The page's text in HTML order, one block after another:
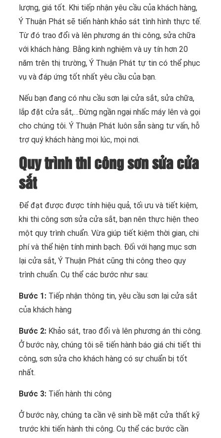
lượng, giá tốt. Khi tiếp nhận yêu cầu của khách hàng,
Ý Thuận Phát sẽ tiến hành khảo sát tình hình thực tế.
Từ đó trao đổi và lên phương án thi công, sửa chữa
với khách hàng. Bằng kinh nghiệm và uy tín hơn 20
năm trên thị trường, Ý Thuận Phát tự tin có thể phục
vụ và đáp ứng tốt nhất yêu cầu của bạn.
Nếu bạn đang có nhu cầu sơn lại cửa sắt, sửa chữa,
lắp đặt cửa sắt,…Đừng ngần ngại nhấc máy lên và gọi
cho chúng tôi. Ý Thuận Phát luôn sẵn sàng tư vấn, hỗ
trợ quý khách hàng mọi lúc, mọi nơi.
Quy trình thi công sơn sửa cửa
sắt
Để đạt được được tính hiệu quả, tối ưu và tiết kiệm,
khi thi công sơn sửa cửa sắt, bạn nên thực hiện theo
một quy trình chuẩn. Vừa giúp tiết kiệm thời gian, chi
phí và thể hiện tính minh bạch. Đối với hạng mục sơn
lại cửa sắt, Ý Thuận Phát cũng thi công theo quy
trình chuẩn. Cụ thể các bước như sau:
Bước 1: Tiếp nhận thông tin, yêu cầu sơn lại cửa sắt
của khách hàng
Bước 2: Khảo sát, trao đổi và lên phương án thi công.
Ở bước này, chúng tôi sẽ tiến hành báo giá chi tiết thi
công, sơn sửa cho khách hàng có sự chuẩn bị tốt
nhất.
Bước 3: Tiến hành thi công
Ở bước này, chúng ta cần vệ sinh bề mặt cửa thất kỹ
trước khi tiến hành thi công. Cụ thể các bước cần